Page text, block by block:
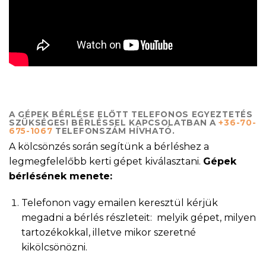
A GÉPEK BÉRLÉSE ELŐTT TELEFONOS EGYEZTETÉS
SZÜKSÉGES! BÉRLÉSSEL KAPCSOLATBAN A+36-70-
675-1067 TELEFONSZÁM HÍVHATÓ.
A kölcsönzés során segítünk a bérléshez a
legmegfelelőbb kerti gépet kiválasztani. Gépek
bérlésének menete:
Telefonon vagy emailen keresztül kérjük
megadni a bérlés részleteit: melyik gépet, milyen
tartozékokkal, illetve mikor szeretné
kikölcsönözni.